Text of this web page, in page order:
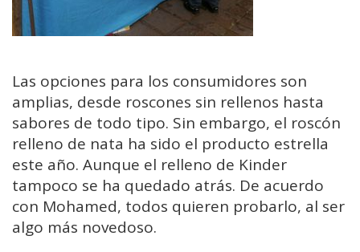
Las opciones para los consumidores son
amplias, desde roscones sin rellenos hasta
sabores de todo tipo. Sin embargo, el roscón
relleno de nata ha sido el producto estrella
este año. Aunque el relleno de Kinder
tampoco se ha quedado atrás. De acuerdo
con Mohamed, todos quieren probarlo, al ser
algo más novedoso.